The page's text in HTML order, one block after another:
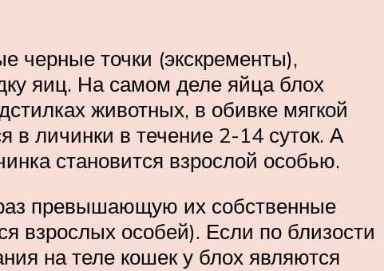
черные точки (экскременты),
яиц. На самом деле яйца блох
животных, в обивке мягкой
в личинки в течение 2-14 суток. А
становится взрослой особью.
превышающую их собственные
взрослых особей). Если по близости
на теле кошек у блох являются